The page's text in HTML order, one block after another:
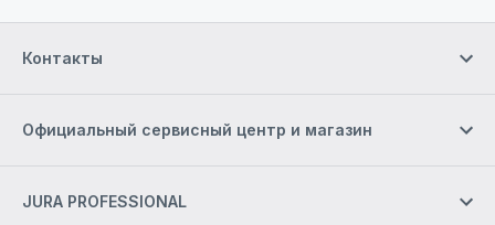
Контакты
Официальный сервисный центр и магазин
JURA PROFESSIONAL